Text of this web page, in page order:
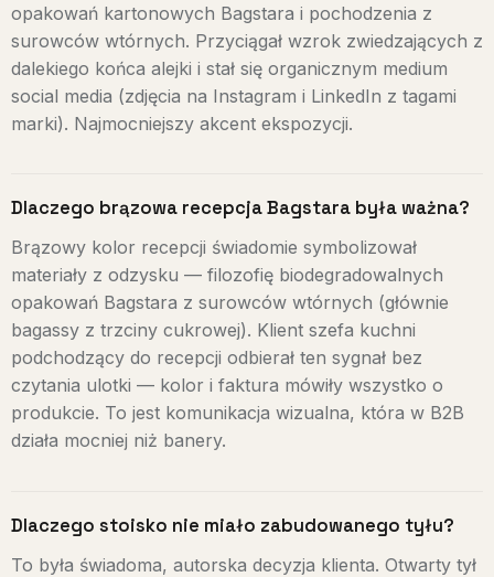
opakowań kartonowych Bagstara i pochodzenia z
surowców wtórnych. Przyciągał wzrok zwiedzających z
dalekiego końca alejki i stał się organicznym medium
social media (zdjęcia na Instagram i LinkedIn z tagami
marki). Najmocniejszy akcent ekspozycji.
Dlaczego brązowa recepcja Bagstara była ważna?
Brązowy kolor recepcji świadomie symbolizował
materiały z odzysku — filozofię biodegradowalnych
opakowań Bagstara z surowców wtórnych (głównie
bagassy z trzciny cukrowej). Klient szefa kuchni
podchodzący do recepcji odbierał ten sygnał bez
czytania ulotki — kolor i faktura mówiły wszystko o
produkcie. To jest komunikacja wizualna, która w B2B
działa mocniej niż banery.
Dlaczego stoisko nie miało zabudowanego tyłu?
To była świadoma, autorska decyzja klienta. Otwarty tył